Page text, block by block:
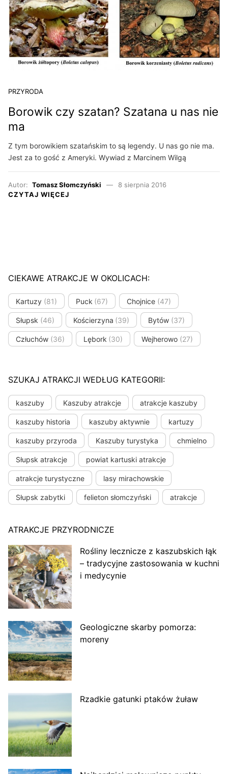
PRZYRODA
Borowik czy szatan? Szatana u nas nie
ma
Z tym borowikiem szatańskim to są legendy. U nas go nie ma.
Jest za to gość z Ameryki. Wywiad z Marcinem Wilgą
Autor: Tomasz Słomczyński
8 sierpnia 2016
CZYTAJ WIĘCEJ
CIEKAWE ATRAKCJE W OKOLICACH:
Kartuzy (81) Puck (67) Chojnice (47)
Słupsk (46) Kościerzyna (39) Bytów (37)
Człuchów (36) Lębork (30) Wejherowo (27)
SZUKAJ ATRAKCJI WEDŁUG KATEGORII:
kaszuby Kaszuby atrakcje atrakcje kaszuby
kaszuby historia kaszuby aktywnie kartuzy
kaszuby przyroda Kaszuby turystyka chmielno
Słupsk atrakcje powiat kartuski atrakcje
atrakcje turystyczne lasy mirachowskie
Słupsk zabytki felieton słomczyński atrakcje
ATRAKCJE PRZYRODNICZE
Rośliny lecznicze z kaszubskich łąk
– tradycyjne zastosowania w kuchni
i medycynie
Geologiczne skarby pomorza:
moreny
Rzadkie gatunki ptaków żuław